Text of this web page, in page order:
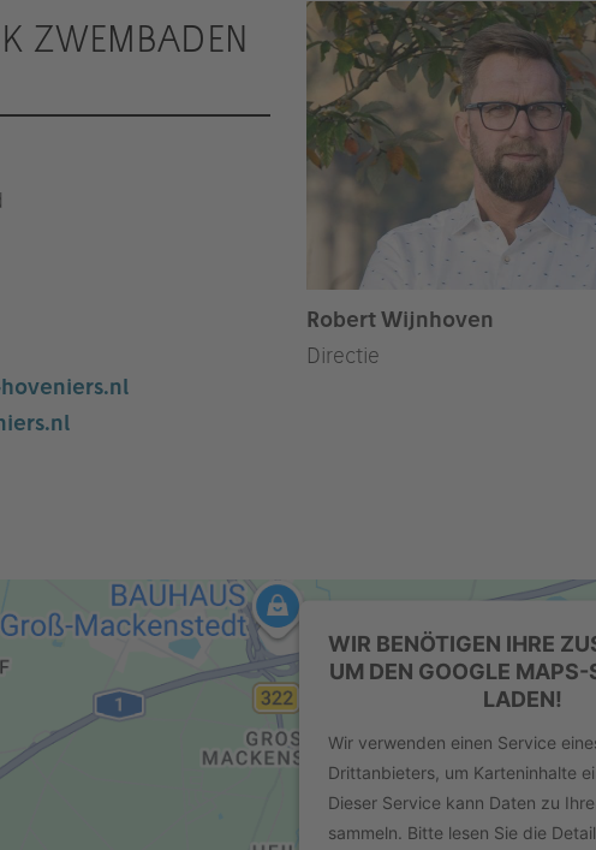
ZWEMBADEN
Robert Wijnhoven
Directie
WIR BENÖTIGEN IHRE
UM DEN GOOGLE MAPS-
LADEN!
Wir verwenden einen Service
Drittanbieters, um Karteninhalte
Dieser Service kann Daten zu
sammeln. Bitte lesen Sie die